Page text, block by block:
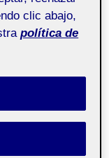
nuevos
el resultado
ahí, en el
este recurso en
y
clic abajo,
política de